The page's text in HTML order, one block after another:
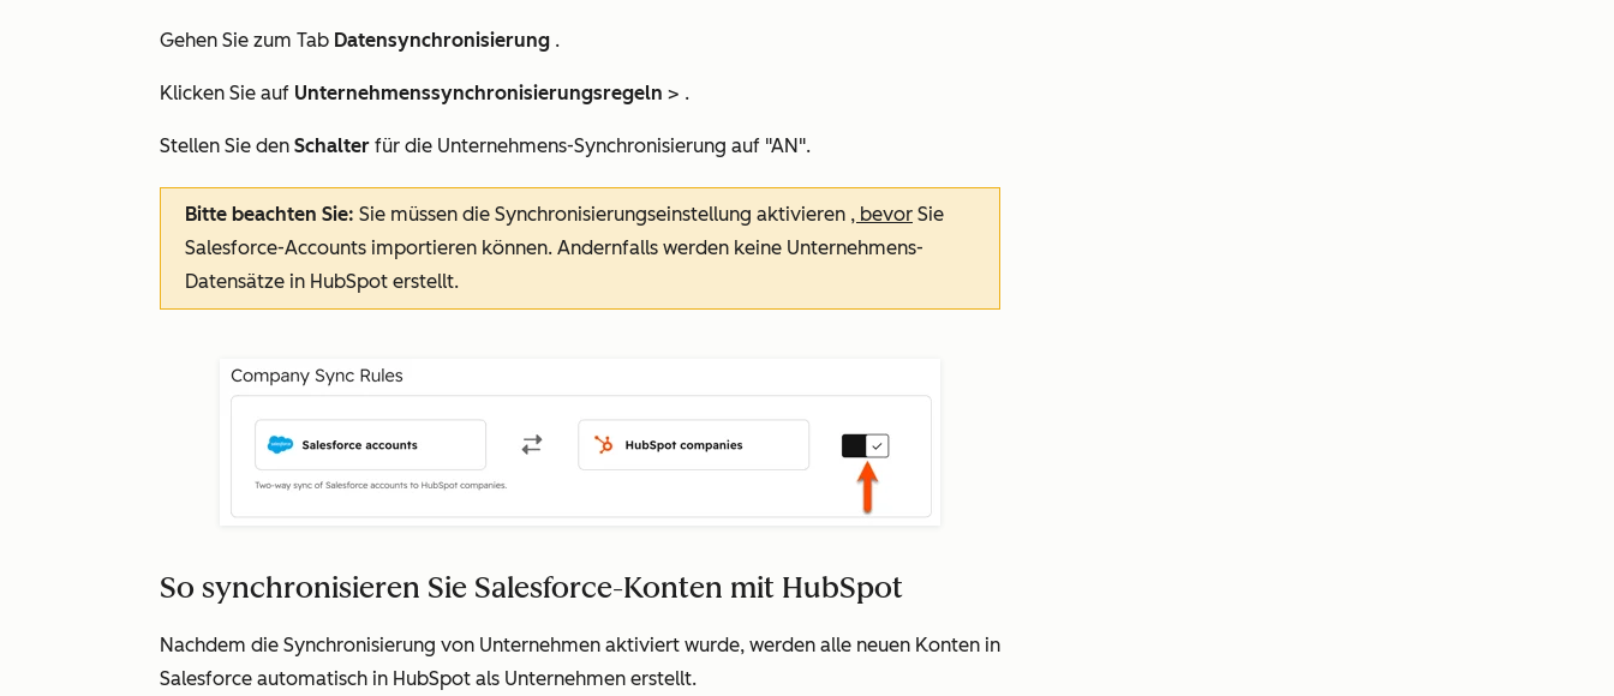
Gehen Sie zum Tab Datensynchronisierung .
Klicken Sie auf Unternehmenssynchronisierungsregeln > .
Stellen Sie den Schalter für die Unternehmens-Synchronisierung auf "AN".
Bitte beachten Sie: Sie müssen die Synchronisierungseinstellung aktivieren , bevor Sie
Salesforce-Accounts importieren können. Andernfalls werden keine Unternehmens-
Datensätze in HubSpot erstellt.
So synchronisieren Sie Salesforce-Konten mit HubSpot
Nachdem die Synchronisierung von Unternehmen aktiviert wurde, werden alle neuen Konten in
Salesforce automatisch in HubSpot als Unternehmen erstellt.